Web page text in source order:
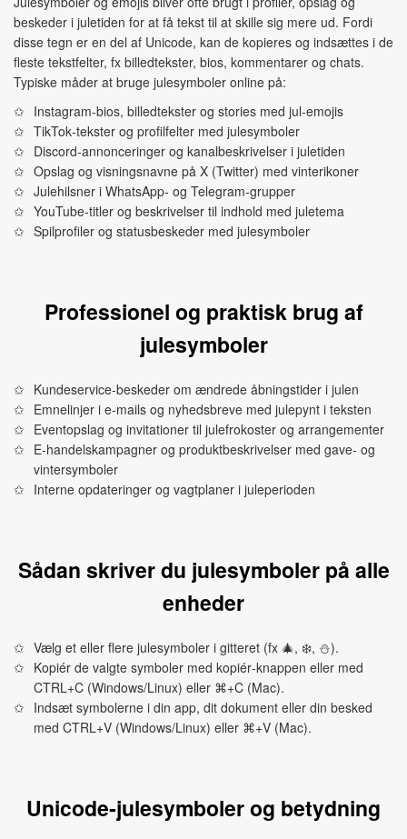
beskeder i juletiden for at få tekst til at skille sig mere ud. Fordi
disse tegn er en del af Unicode, kan de kopieres og indsættes i de
fleste tekstfelter, fx billedtekster, bios, kommentarer og chats.
Typiske måder at bruge julesymboler online på:
Instagram‑bios, billedtekster og stories med jul‑emojis
TikTok‑tekster og profilfelter med julesymboler
Discord‑annonceringer og kanalbeskrivelser i juletiden
Opslag og visningsnavne på X (Twitter) med vinterikoner
Julehilsner i WhatsApp‑ og Telegram‑grupper
YouTube‑titler og beskrivelser til indhold med juletema
Spilprofiler og statusbeskeder med julesymboler
Professionel og praktisk brug af
julesymboler
Kundeservice‑beskeder om ændrede åbningstider i julen
Emnelinjer i e‑mails og nyhedsbreve med julepynt i teksten
Eventopslag og invitationer til julefrokoster og arrangementer
E‑handelskampagner og produktbeskrivelser med gave‑ og
vintersymboler
Interne opdateringer og vagtplaner i juleperioden
Sådan skriver du julesymboler på alle
enheder
Vælg et eller flere julesymboler i gitteret (fx 🎄, ❄️, ⛄).
Kopiér de valgte symboler med kopiér‑knappen eller med
CTRL+C (Windows/Linux) eller ⌘+C (Mac).
Indsæt symbolerne i din app, dit dokument eller din besked
med CTRL+V (Windows/Linux) eller ⌘+V (Mac).
Unicode‑julesymboler og betydning